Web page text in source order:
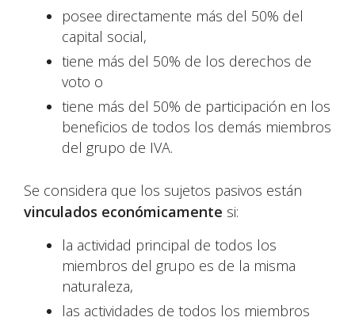
posee directamente más del 50% del
capital social,
tiene más del 50% de los derechos de
voto o
tiene más del 50% de participación en los
beneficios de todos los demás miembros
del grupo de IVA.
Se considera que los sujetos pasivos están
vinculados económicamente si:
la actividad principal de todos los
miembros del grupo es de la misma
naturaleza,
las actividades de todos los miembros